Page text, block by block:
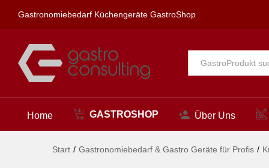
Gastronomiebedarf Küchengeräte GastroShop
Alle
Home GASTROSHOP Über Uns
Start / Gastronomiebedarf & Gastro Geräte für Profis /
Beschreibung